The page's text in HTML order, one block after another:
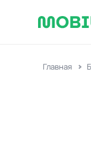
Главная